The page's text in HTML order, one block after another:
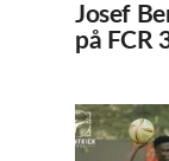
Josef
på FCR